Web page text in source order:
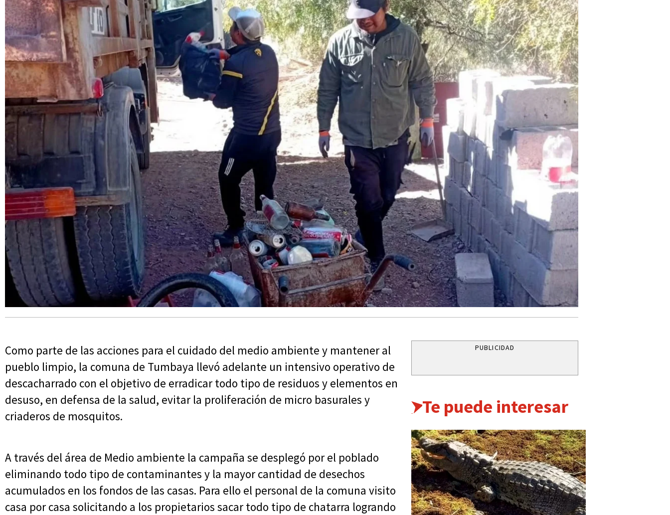
Como parte de las acciones para el cuidado del medio ambiente y mantener al
pueblo limpio, la comuna de Tumbaya llevó adelante un intensivo operativo de
descacharrado con el objetivo de erradicar todo tipo de residuos y elementos en
desuso, en defensa de la salud, evitar la proliferación de micro basurales y
criaderos de mosquitos.
A través del área de Medio ambiente la campaña se desplegó por el poblado
eliminando todo tipo de contaminantes y la mayor cantidad de desechos
acumulados en los fondos de las casas. Para ello el personal de la comuna visito
casa por casa solicitando a los propietarios sacar todo tipo de chatarra logrando
PUBLICIDAD
Te puede interesar